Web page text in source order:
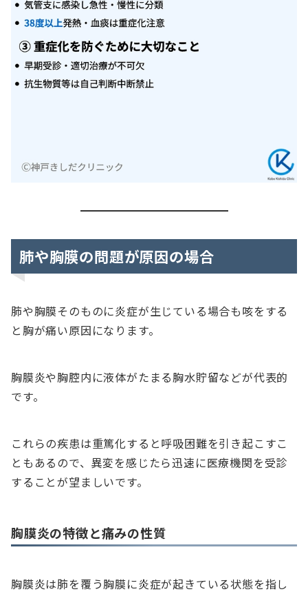
肺や胸膜の問題が原因の場合
肺や胸膜そのものに炎症が生じている場合も咳をする
と胸が痛い原因になります。
胸膜炎や胸腔内に液体がたまる胸水貯留などが代表的
です。
これらの疾患は重篤化すると呼吸困難を引き起こすこ
ともあるので、異変を感じたら迅速に医療機関を受診
することが望ましいです。
胸膜炎の特徴と痛みの性質
胸膜炎は肺を覆う胸膜に炎症が起きている状態を指し